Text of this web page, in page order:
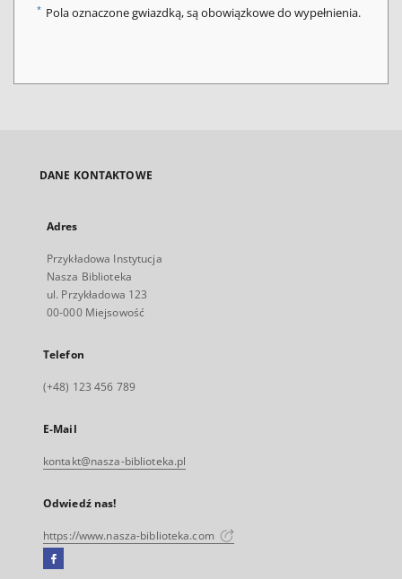
* Pola oznaczone gwiazdką, są obowiązkowe do wypełnienia.
DANE KONTAKTOWE
Adres
Przykładowa Instytucja
Nasza Biblioteka
ul. Przykładowa 123
00-000 Miejsowość
Telefon
(+48) 123 456 789
E-Mail
kontakt@nasza-biblioteka.pl
Odwiedź nas!
https://www.nasza-biblioteka.com
Facebook